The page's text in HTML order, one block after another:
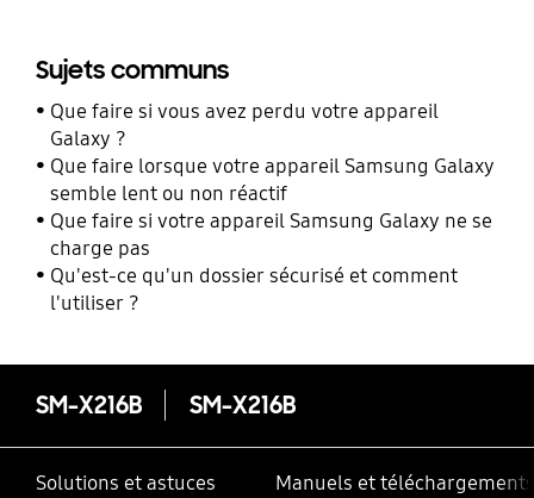
Sujets communs
Que faire si vous avez perdu votre appareil
Galaxy ?
Que faire lorsque votre appareil Samsung Galaxy
semble lent ou non réactif
Que faire si votre appareil Samsung Galaxy ne se
charge pas
Qu'est-ce qu'un dossier sécurisé et comment
l'utiliser ?
SM-X216B SM-X216B
Solutions et astuces Manuels et téléchargements